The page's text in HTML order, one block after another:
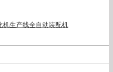
机生产线全自动装配机